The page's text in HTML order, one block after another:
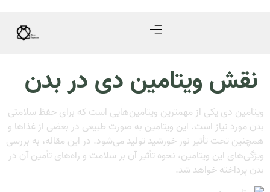
نقش ویتامین دی در بدن
ویتامین دی یکی از مهمترین ویتامین‌هایی است که برای حفظ سلامتی
بدن مورد نیاز است. این ویتامین به صورت طبیعی در بعضی از غذاها و
همچنین تحت تأثیر نور خورشید تولید می‌شود. در این مقاله، به بررسی
ویژگی‌های این ویتامین، نحوه تأثیر آن بر سلامت و راه‌های تأمین آن در
بدن پرداخته خواهد شد.